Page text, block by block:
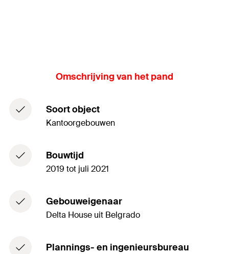
Omschrijving van het pand
Soort object
Kantoorgebouwen
Bouwtijd
2019 tot juli 2021
Gebouweigenaar
Delta House uit Belgrado
Plannings- en ingenieursbureau